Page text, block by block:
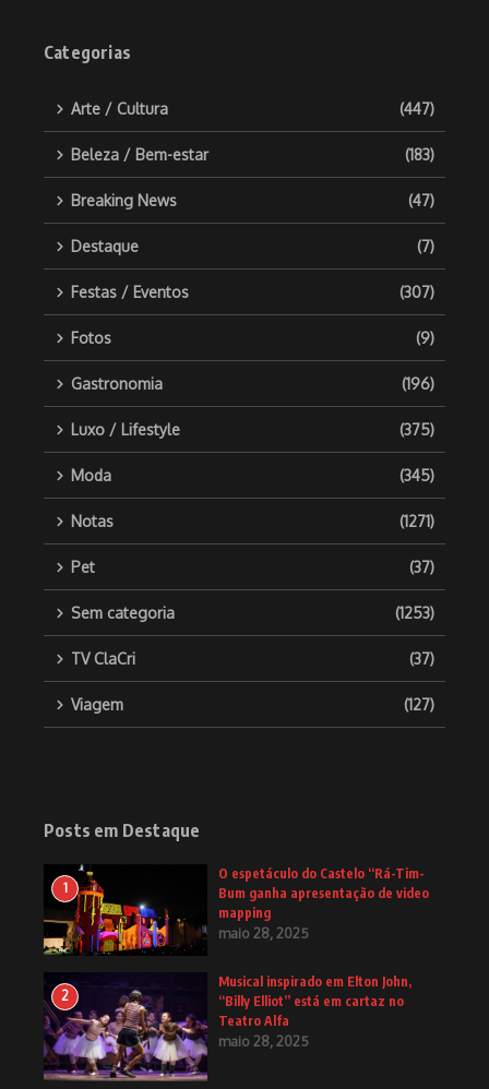
Categorias
Arte / Cultura (447)
Beleza / Bem-estar (183)
Breaking News (47)
Destaque (7)
Festas / Eventos (307)
Fotos (9)
Gastronomia (196)
Luxo / Lifestyle (375)
Moda (345)
Notas (1271)
Pet (37)
Sem categoria (1253)
TV ClaCri (37)
Viagem (127)
Posts em Destaque
1
O espetáculo do Castelo “Rá-Tim-
Bum ganha apresentação de video
mapping
maio 28, 2025
2
Musical inspirado em Elton John,
“Billy Elliot” está em cartaz no
Teatro Alfa
maio 28, 2025